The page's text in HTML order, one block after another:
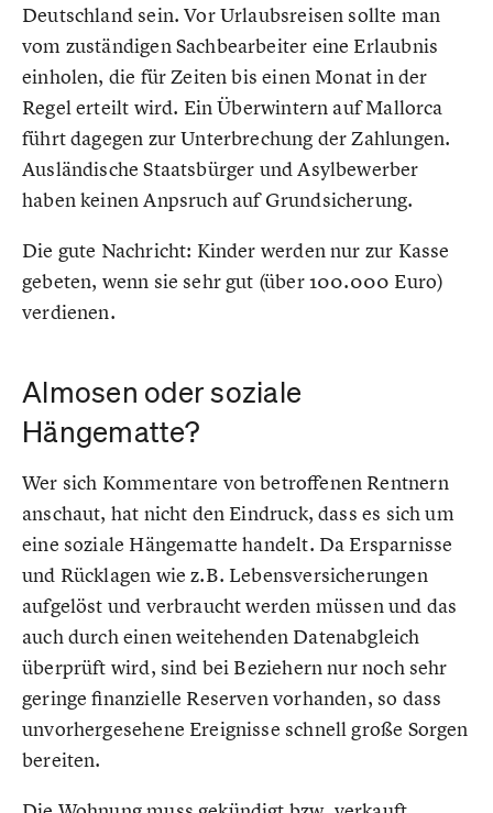
Deutschland sein. Vor Urlaubsreisen sollte man
vom zuständigen Sachbearbeiter eine Erlaubnis
einholen, die für Zeiten bis einen Monat in der
Regel erteilt wird. Ein Überwintern auf Mallorca
führt dagegen zur Unterbrechung der Zahlungen.
Ausländische Staatsbürger und Asylbewerber
haben keinen Anpsruch auf Grundsicherung.
Die gute Nachricht: Kinder werden nur zur Kasse
gebeten, wenn sie sehr gut (über 100.000 Euro)
verdienen.
Almosen oder soziale
Hängematte?
Wer sich Kommentare von betroffenen Rentnern
anschaut, hat nicht den Eindruck, dass es sich um
eine soziale Hängematte handelt. Da Ersparnisse
und Rücklagen wie z.B. Lebensversicherungen
aufgelöst und verbraucht werden müssen und das
auch durch einen weitehenden Datenabgleich
überprüft wird, sind bei Beziehern nur noch sehr
geringe finanzielle Reserven vorhanden, so dass
unvorhergesehene Ereignisse schnell große Sorgen
bereiten.